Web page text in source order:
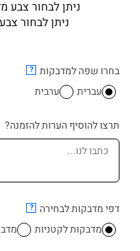
ניתן לבחור
ניתן לבחור
בחרו שפה למדבקות ?
עברית ערבית
תרצו להוסיף הערות להזמנה?
דפי מדבקות לבחירה ?
מדבקות לקטניות
של
סט
צנצנות
זכוכית
1000